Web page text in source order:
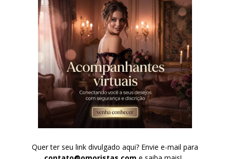
Quer ter seu link divulgado aqui? Envie e-mail para